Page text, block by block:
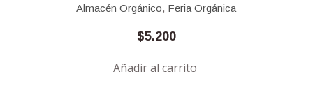
Almacén Orgánico, Feria Orgánica
$5.200
Añadir al carrito